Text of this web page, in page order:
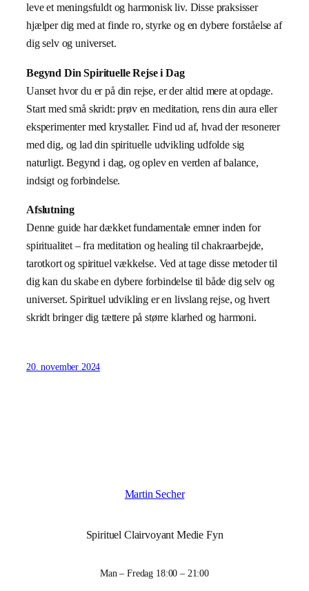
leve et meningsfuldt og harmonisk liv. Disse praksisser
hjælper dig med at finde ro, styrke og en dybere forståelse af
dig selv og universet.
Begynd Din Spirituelle Rejse i Dag
Uanset hvor du er på din rejse, er der altid mere at opdage.
Start med små skridt: prøv en meditation, rens din aura eller
eksperimenter med krystaller. Find ud af, hvad der resonerer
med dig, og lad din spirituelle udvikling udfolde sig
naturligt. Begynd i dag, og oplev en verden af balance,
indsigt og forbindelse.
Afslutning
Denne guide har dækket fundamentale emner inden for
spiritualitet – fra meditation og healing til chakraarbejde,
tarotkort og spirituel vækkelse. Ved at tage disse metoder til
dig kan du skabe en dybere forbindelse til både dig selv og
universet. Spirituel udvikling er en livslang rejse, og hvert
skridt bringer dig tættere på større klarhed og harmoni.
20. november 2024
Martin Secher
Spirituel Clairvoyant Medie Fyn
Man – Fredag 18:00 – 21:00